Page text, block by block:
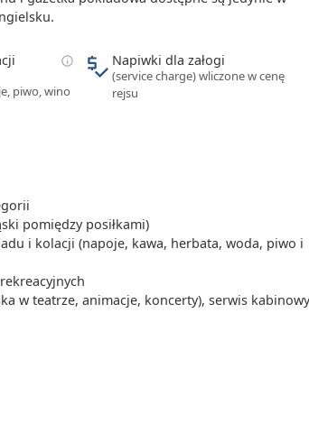
piwo, wino
Napiwki dla załogi
(service charge) wliczone w cenę
rejsu
pomiędzy posiłkami)
i kolacji (napoje, kawa, herbata, woda, piwo i
w teatrze, animacje, koncerty), serwis